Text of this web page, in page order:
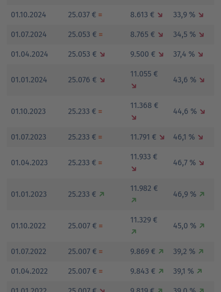
01.10.2024 25.037 € = 8.613 € ↘ 33,9 % ↘
01.07.2024 25.053 € = 8.765 € ↘ 34,5 % ↘
01.04.2024 25.053 € ↘ 9.500 € ↘ 37,4 % ↘
01.01.2024 25.076 € ↘
11.055 €
↘
43,6 % ↘
01.10.2023 25.233 € =
11.368 €
↘
44,6 % ↘
01.07.2023 25.233 € = 11.791 € ↘ 46,1 % ↘
01.04.2023 25.233 € =
11.933 €
↘
46,7 % ↘
01.01.2023 25.233 € ↗
11.982 €
↗
46,9 % ↗
01.10.2022 25.007 € =
11.329 €
↗
45,0 % ↗
01.07.2022 25.007 € = 9.869 € ↗ 39,2 % ↗
01.04.2022 25.007 € = 9.843 € ↗ 39,1 % ↗